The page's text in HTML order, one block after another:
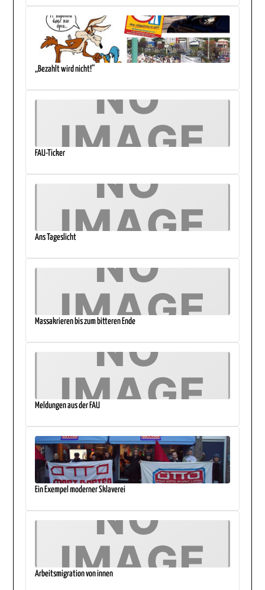
„Bezahlt wird nicht!“
FAU-Ticker
Ans Tageslicht
Massakrieren bis zum bitteren Ende
Meldungen aus der FAU
Ein Exempel moderner Sklaverei
Arbeitsmigration von innen